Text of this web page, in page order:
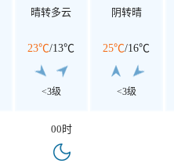
晴转多云
23℃/13℃
<3级
阴转晴
25℃/16℃
<3级
00时